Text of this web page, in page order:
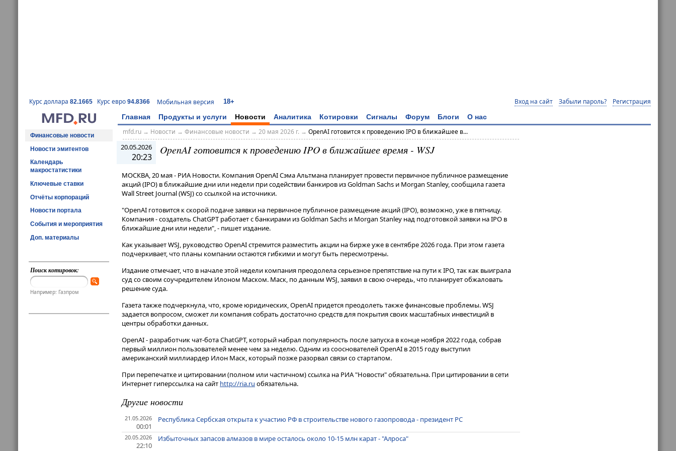
Курс доллара 82.1665 Курс евро 94.8366 Мобильная версия 18+ Вход на сайт Забыли пароль? Регистрация
Главная Продукты и услуги Новости Аналитика Котировки Сигналы Форум Блоги О нас
Финансовые новости
Новости эмитентов
Календарь
макростатистики
Ключевые ставки
Отчёты корпораций
Новости портала
События и мероприятия
Доп. материалы
Поиск котировок:
Например: Газпром
mfd.ru→ Новости → Финансовые новости → 20 мая 2026 г. → OpenAI готовится к проведению IPO в ближайшее в...
20.05.2026
20:23
OpenAI готовится к проведению IPO в ближайшее время - WSJ
МОСКВА, 20 мая - РИА Новости. Компания OpenAI Сэма Альтмана планирует провести первичное публичное размещение
акций (IPO) в ближайшие дни или недели при содействии банкиров из Goldman Sachs и Morgan Stanley, сообщила газета
Wall Street Journal (WSJ) со ссылкой на источники.
"OpenAI готовится к скорой подаче заявки на первичное публичное размещение акций (IPO), возможно, уже в пятницу​​​.
Компания - создатель ChatGPT работает с банкирами из Goldman Sachs и Morgan Stanley над подготовкой заявки на IPO в
ближайшие дни или недели", - пишет издание.
Как указывает WSJ, руководство OpenAI стремится разместить акции на бирже уже в сентябре 2026 года. При этом газета
подчеркивает, что планы компании остаются гибкими и могут быть пересмотрены.
Издание отмечает, что в начале этой недели компания преодолела серьезное препятствие на пути к IPO, так как выиграла
суд со своим соучредителем Илоном Маском. Маск, по данным WSJ, заявил в свою очередь, что планирует обжаловать
решение суда.
Газета также подчеркнула, что, кроме юридических, OpenAI придется преодолеть также финансовые проблемы. WSJ
задается вопросом, сможет ли компания собрать достаточно средств для покрытия своих масштабных инвестиций в
центры обработки данных.
OpenAI - разработчик чат-бота ChatGPT, который набрал популярность после запуска в конце ноября 2022 года, собрав
первый миллион пользователей менее чем за неделю. Одним из сооснователей OpenAI в 2015 году выступил
американский миллиардер Илон Маск, который позже разорвал связи со стартапом.
При перепечатке и цитировании (полном или частичном) ссылка на РИА "Новости" обязательна. При цитировании в сети
Интернет гиперссылка на сайт http://ria.ru обязательна.
Другие новости
21.05.2026
00:01
Республика Сербская открыта к участию РФ в строительстве нового газопровода - президент РС
20.05.2026
22:10
Избыточных запасов алмазов в мире осталось около 10-15 млн карат - "Алроса"